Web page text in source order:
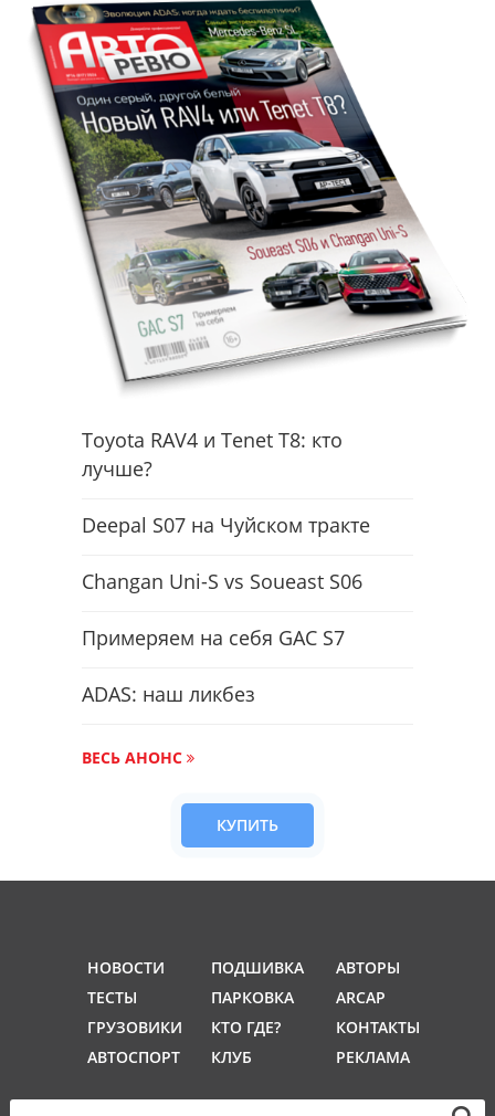
Toyota RAV4 и Tenet T8: кто
лучше?
Deepal S07 на Чуйском тракте
Changan Uni-S vs Soueast S06
Примеряем на себя GAC S7
ADAS: наш ликбез
ВЕСЬ АНОНС
КУПИТЬ
НОВОСТИ
ТЕСТЫ
ГРУЗОВИКИ
АВТОСПОРТ
ПОДШИВКА
ПАРКОВКА
КТО ГДЕ?
КЛУБ
АВТОРЫ
ARCAP
КОНТАКТЫ
РЕКЛАМА